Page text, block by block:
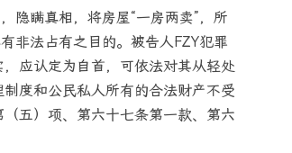
隐瞒真相，将房屋“一房两卖”，所
非法占有之目的。被告人FZY犯罪
应认定为自首，可依法对其从轻处
度和公民私人所有的合法财产不受
五）项、第六十七条第一款、第六